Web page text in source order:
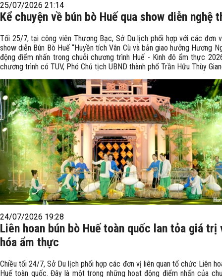
25/07/2026 21:14
Kể chuyện về bún bò Huế qua show diễn nghệ
Tối 25/7, tại công viên Thương Bạc, Sở Du lịch phối hợp với các đơn
show diễn Bún Bò Huế “Huyền tích Vân Cù và bản giao hưởng Hương
động điểm nhấn trong chuỗi chương trình Huế - Kinh đô ẩm thực
chương trình có TUV, Phó Chủ tịch UBND thành phố Trần Hữu Thùy
24/07/2026 19:28
Liên hoan bún bò Huế toàn quốc lan tỏa giá trị
hóa ẩm thực
Chiều tối 24/7, Sở Du lịch phối hợp các đơn vị liên quan tổ chức Liên
Huế toàn quốc. Đây là một trong những hoạt động điểm nhấn của